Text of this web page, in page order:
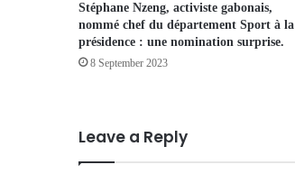
Stéphane Nzeng, activiste gabonais,
nommé chef du département Sport à la
présidence : une nomination surprise.
8 September 2023
Leave a Reply